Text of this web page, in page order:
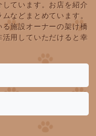
しています。お店を紹介
などまとめています。
施設オーナーの架け橋
用していただけると幸